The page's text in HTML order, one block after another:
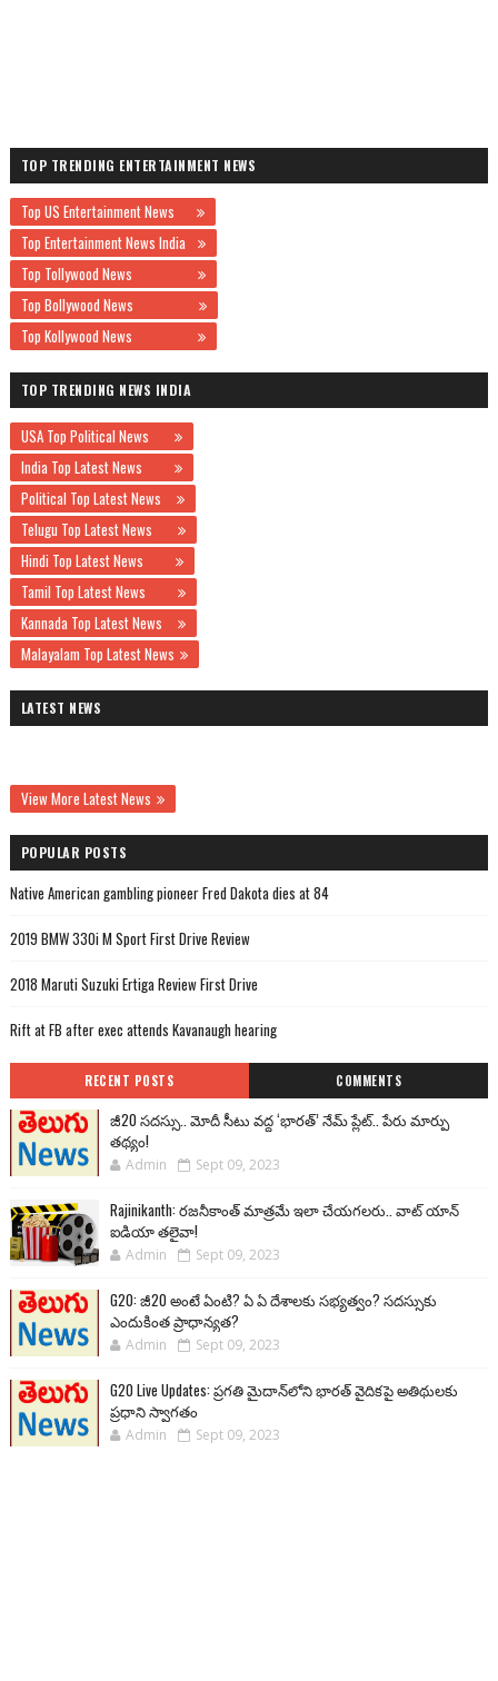
TOP TRENDING ENTERTAINMENT NEWS
Top US Entertainment News
Top Entertainment News India
Top Tollywood News
Top Bollywood News
Top Kollywood News
TOP TRENDING NEWS INDIA
USA Top Political News
India Top Latest News
Political Top Latest News
Telugu Top Latest News
Hindi Top Latest News
Tamil Top Latest News
Kannada Top Latest News
Malayalam Top Latest News
LATEST NEWS
View More Latest News
POPULAR POSTS
Native American gambling pioneer Fred Dakota dies at 84
2019 BMW 330i M Sport First Drive Review
2018 Maruti Suzuki Ertiga Review First Drive
Rift at FB after exec attends Kavanaugh hearing
RECENT POSTS COMMENTS
జీ20 సదస్సు.. మోదీ సీటు వద్ద ‘భారత్’ నేమ్ ప్లేట్‌.. పేరు మార్పు
తథ్యం!
Admin Sept 09, 2023
Rajinikanth: రజనీకాంత్ మాత్రమే ఇలా చేయగలరు.. వాట్ యాన్
ఐడియా తలైవా!
Admin Sept 09, 2023
G20: జీ20 అంటే ఏంటి? ఏ ఏ దేశాలకు సభ్యత్వం? సదస్సుకు
ఎందుకింత ప్రాధాన్యత?
Admin Sept 09, 2023
G20 Live Updates: ప్రగతి మైదాన్‌లోని భారత్ వైదికపై అతిథులకు
ప్రధాని స్వాగతం
Admin Sept 09, 2023